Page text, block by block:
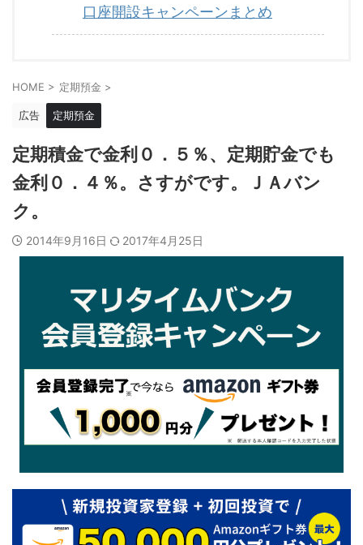
口座開設キャンペーンまとめ
HOME > 定期預金 >
広告 定期預金
定期積金で金利０．５％、定期貯金でも
金利０．４％。さすがです。ＪＡバン
ク。
2014年9月16日 2017年4月25日